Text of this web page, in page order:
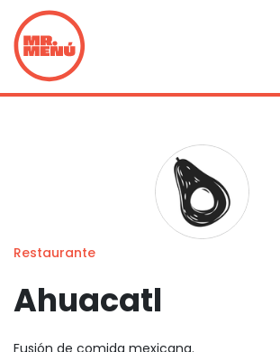
Restaurante
Ahuacatl
Fusión de comida mexicana.